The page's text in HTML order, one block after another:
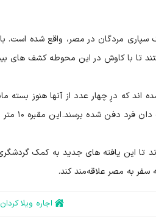
سپاری مردگان در مصر، واقع شده است.
تا با کاوش در این محوطه کشف های
که درِ چهار عدد از آنها هنوز بسته
کاوش نشده است. آنها بسیار امیدوارند در یکی از این
تا این یافته های جدید به کمک
سفر به مصر علاقه‌مند کند.
اجاره ویلا کردان